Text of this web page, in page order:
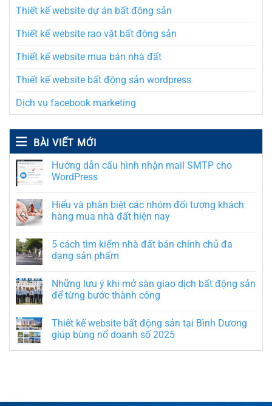
Thiết kế website dự án bất động sản
Thiết kế website rao vặt bất động sản
Thiết kế website mua bán nhà đất
Thiết kế website bất động sản wordpress
Dịch vụ facebook marketing
BÀI VIẾT MỚI
Hướng dẫn cấu hình nhận mail SMTP cho
WordPress
Hiểu và phân biệt các nhóm đối tượng khách
hàng mua nhà đất hiện nay
5 cách tìm kiếm nhà đất bán chính chủ đa
dạng sản phẩm
Những lưu ý khi mở sàn giao dịch bất động sản
để từng bước thành công
Thiết kế website bất động sản tại Bình Dương
giúp bùng nổ doanh số 2025